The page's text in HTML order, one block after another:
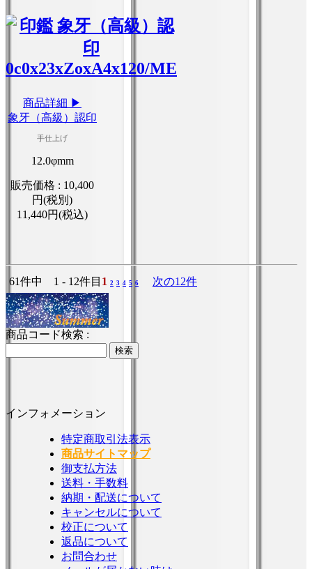
商品詳細 ▶
象牙（高級）認印
手仕上げ
12.0φmm
販売価格 : 10,400
円(税別)
11,440円(税込)
61件中 1 - 12件目 1 2 3 4 5 6 次の12件
商品コード検索 :
インフォメーション
特定商取引法表示
商品サイトマップ
御支払方法
送料・手数料
納期・配送について
キャンセルについて
校正について
返品について
お問合わせ